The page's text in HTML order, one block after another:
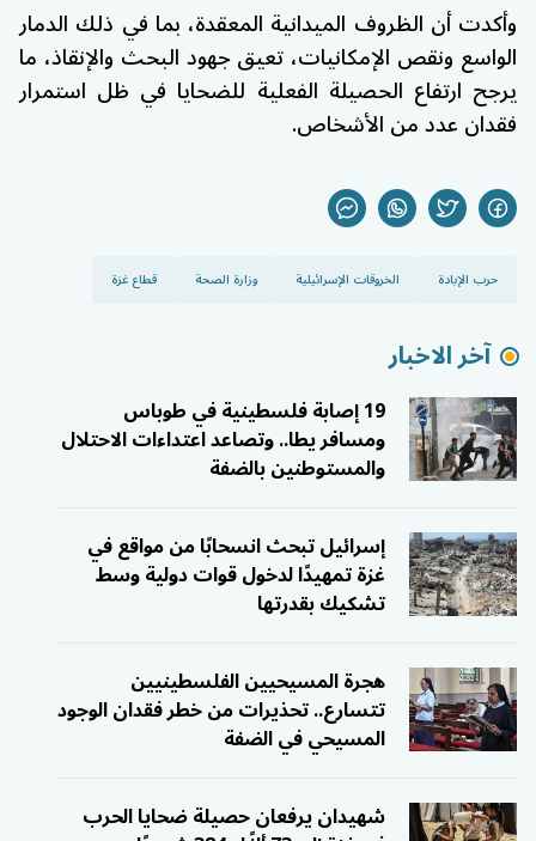
وأكدت أن الظروف الميدانية المعقدة، بما في ذلك الدمار
الواسع ونقص الإمكانيات، تعيق جهود البحث والإنقاذ، ما
يرجح ارتفاع الحصيلة الفعلية للضحايا في ظل استمرار
فقدان عدد من الأشخاص.
حرب الإبادة الخروقات الإسرائيلية وزارة الصحة قطاع غزة
آخر الاخبار
19 إصابة فلسطينية في طوباس
ومسافر يطا.. وتصاعد اعتداءات الاحتلال
والمستوطنين بالضفة
إسرائيل تبحث انسحابًا من مواقع في
غزة تمهيدًا لدخول قوات دولية وسط
تشكيك بقدرتها
هجرة المسيحيين الفلسطينيين
تتسارع.. تحذيرات من خطر فقدان الوجود
المسيحي في الضفة
شهيدان يرفعان حصيلة ضحايا الحرب